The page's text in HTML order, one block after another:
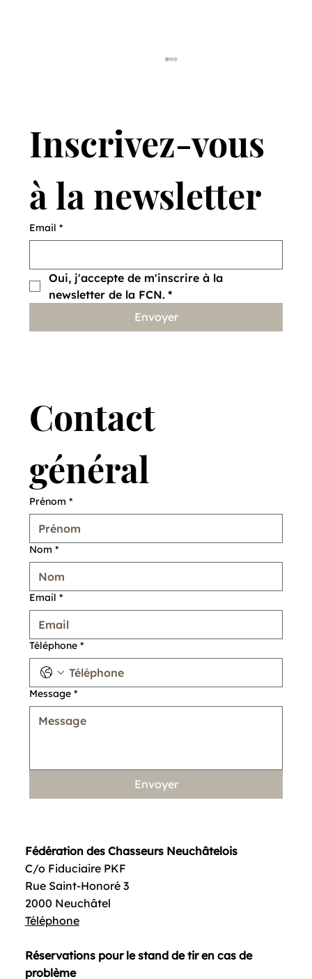
Vendre des lièvres pour en sauver
d'autres
Inscrivez-vous
à la newsletter
Email *
Oui, j'accepte de m'inscrire à la
newsletter de la FCN. *
Envoyer
Fédération des Chasseurs Neuchâtelois
C/o Fiduciaire PKF
Rue Saint-Honoré 3
2000 Neuchâtel
Téléphone
Réservations pour le stand de tir en cas de
problème
Contact
général
Prénom *
Nom *
Email *
Téléphone *
Message *
Envoyer